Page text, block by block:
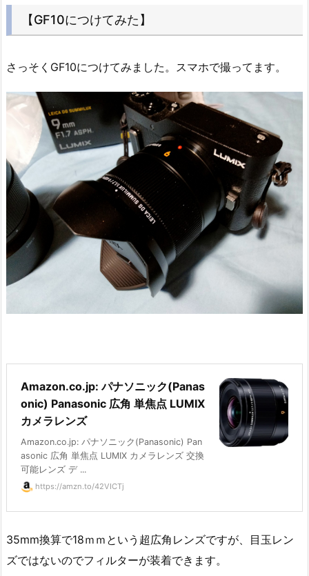
【GF10につけてみた】
さっそくGF10につけてみました。スマホで撮ってます。
Amazon.co.jp: パナソニック(Panas
onic) Panasonic 広角 単焦点 LUMIX
カメラレンズ
Amazon.co.jp: パナソニック(Panasonic) Pan
asonic 広角 単焦点 LUMIX カメラレンズ 交換
可能レンズ デ ...
https://amzn.to/42VICTj
35mm換算で18ｍｍという超広角レンズですが、目玉レン
ズではないのでフィルターが装着できます。